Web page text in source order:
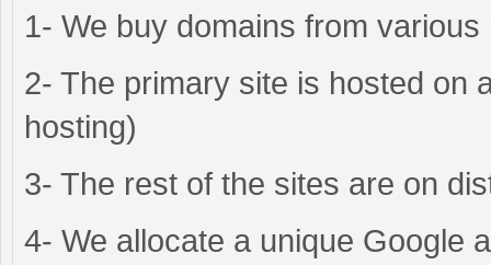
1- We buy domains from
2- The primary site is hosted on
hosting)
3- The rest of the sites are on
4- We allocate a unique Google